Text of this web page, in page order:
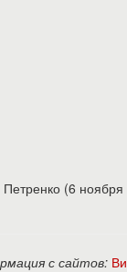
Петренко (6
с сайтов: